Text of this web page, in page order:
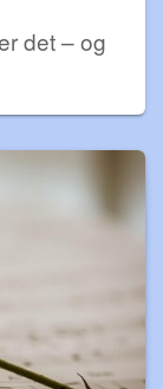
det – og